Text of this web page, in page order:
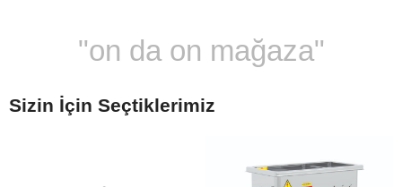
"on da on mağaza"
Sizin İçin Seçtiklerimiz